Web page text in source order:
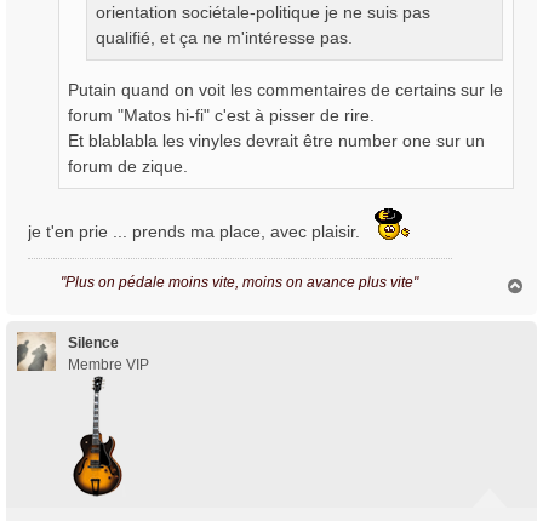
orientation sociétale-politique je ne suis pas
qualifié, et ça ne m'intéresse pas.
Putain quand on voit les commentaires de certains sur le
forum "Matos hi-fi" c'est à pisser de rire.
Et blablabla les vinyles devrait être number one sur un
forum de zique.
je t'en prie ... prends ma place, avec plaisir.
"Plus on pédale moins vite, moins on avance plus vite"
Silence
Membre VIP